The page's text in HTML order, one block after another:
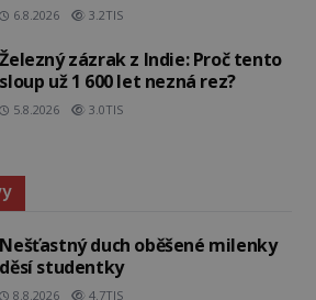
6.8.2026 3.2TIS
Železný zázrak z Indie: Proč tento
sloup už 1 600 let nezná rez?
5.8.2026 3.0TIS
Nešťastný duch oběšené milenky
děsí studentky
8.8.2026 4.7TIS